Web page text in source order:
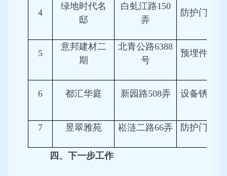
4
绿地时代名
邸
白虬江路150
弄
防护门生锈
5
意邦建材二
期
北青公路6388
号
预埋件锈蚀
6 都汇华庭 新园路508弄 设备锈蚀
7 昱翠雅苑 崧涟二路66弄 防护门拆除
四、下一步工作